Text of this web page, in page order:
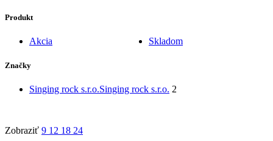
Produkt
Akcia Skladom
Značky
Singing rock s.r.o.Singing rock s.r.o. 2
Zobraziť 9 12 18 24